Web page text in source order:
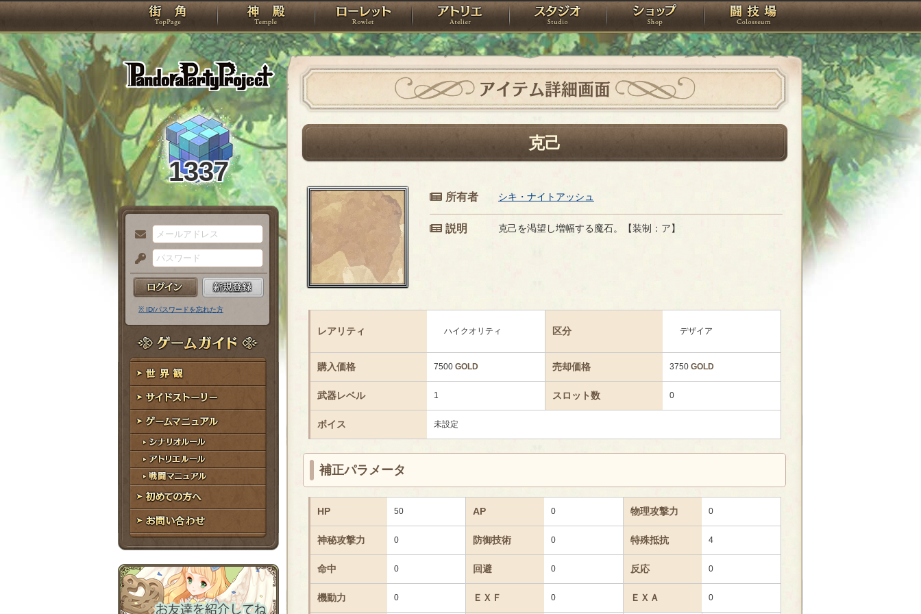
PandoraPartyProject
TOP 神殿 ローレット アトリエ スタジオ ショップ 闘技場
1337
メ
ー
ル
ア
ド
レ
ス
パ
ス
ー
ド
※ ID/パスワードを忘れた方
ゲームガイド
世界観
サイドストーリー
ゲームマニュアル
シナリオルール
アトリエルール
戦闘マニュアル
初めての方へ
お問い合わせ
アイテム詳細画面
克己
所有者 シキ・ナイトアッシュ
説明 克己を渇望し増幅する魔石。【装制：ア】
レアリティ ハイクオリティ 区分 デザイア
購入価格 7500 GOLD 売却価格 3750 GOLD
武器レベル 1 スロット数 0
ボイス 未設定
補正パラメータ
HP 50 AP 0 物理攻撃力 0
神秘攻撃力 0 防御技術 0 特殊抵抗 4
命中 0 回避 0 反応 0
機動力 0 ＥＸＦ 0 ＥＸＡ 0